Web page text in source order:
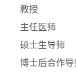
教授
主任医师
硕士生导师
博士后合作导